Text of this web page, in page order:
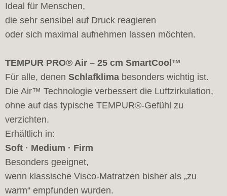
Ideal für Menschen,
die sehr sensibel auf Druck reagieren
oder sich maximal aufnehmen lassen möchten.
TEMPUR PRO® Air – 25 cm SmartCool™
Für alle, denen Schlafklima besonders wichtig ist.
Die Air™ Technologie verbessert die Luftzirkulation,
ohne auf das typische TEMPUR®-Gefühl zu
verzichten.
Erhältlich in:
Soft · Medium · Firm
Besonders geeignet,
wenn klassische Visco-Matratzen bisher als „zu
warm“ empfunden wurden.